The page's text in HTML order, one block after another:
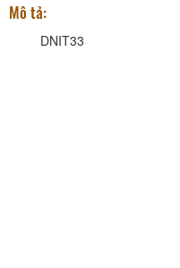
Mô tả:
DNIT33